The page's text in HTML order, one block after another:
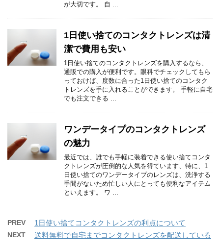
が大切です。 自 ...
1日使い捨てのコンタクトレンズは清
潔で費用も安い
1日使い捨てのコンタクトレンズを購入するなら、
通販での購入が便利です。眼科でチェックしてもら
っておけば、度数に合った1日使い捨てのコンタク
トレンズを手に入れることができます。 手軽に自宅
でも注文できる ...
ワンデータイプのコンタクトレンズ
の魅力
最近では、誰でも手軽に装着できる使い捨てコンタ
クトレンズが圧倒的な人気を得ています、特に、1
日使い捨てのワンデータイプのレンズは、洗浄する
手間がないため忙しい人にとっても便利なアイテム
といえます。 ワ ...
PREV 1日使い捨てコンタクトレンズの利点について
NEXT 送料無料で自宅までコンタクトレンズを配送している